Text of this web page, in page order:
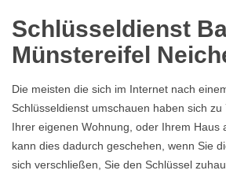
Schlüsseldienst
Münstereifel
Die meisten die sich im Internet nach
Schlüsseldienst umschauen haben sich
Ihrer eigenen Wohnung, oder Ihrem Haus
kann dies dadurch geschehen, wenn Sie
sich verschließen, Sie den Schlüssel